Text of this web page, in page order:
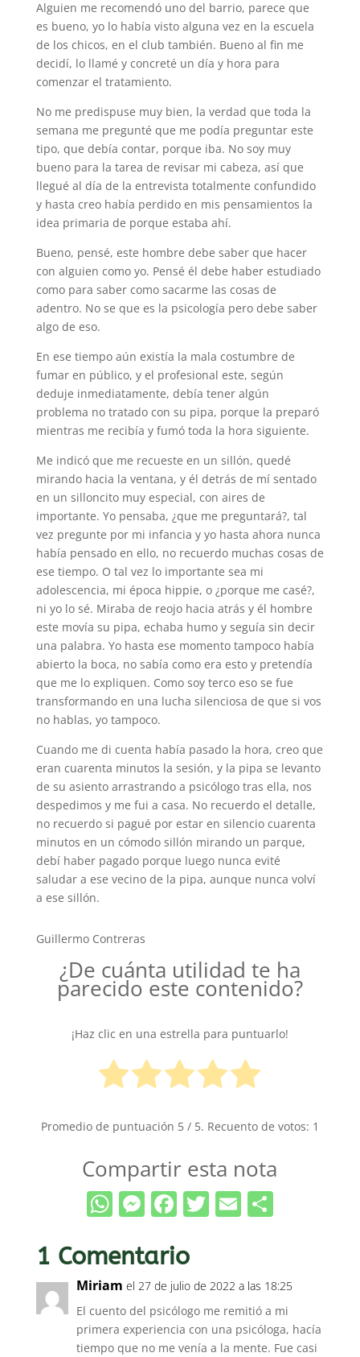
Alguien me recomendó uno del barrio, parece que
es bueno, yo lo había visto alguna vez en la escuela
de los chicos, en el club también. Bueno al fin me
decidí, lo llamé y concreté un día y hora para
comenzar el tratamiento.
No me predispuse muy bien, la verdad que toda la
semana me pregunté que me podía preguntar este
tipo, que debía contar, porque iba. No soy muy
bueno para la tarea de revisar mi cabeza, así que
llegué al día de la entrevista totalmente confundido
y hasta creo había perdido en mis pensamientos la
idea primaria de porque estaba ahí.
Bueno, pensé, este hombre debe saber que hacer
con alguien como yo. Pensé él debe haber estudiado
como para saber como sacarme las cosas de
adentro. No se que es la psicología pero debe saber
algo de eso.
En ese tiempo aún existía la mala costumbre de
fumar en público, y el profesional este, según
deduje inmediatamente, debía tener algún
problema no tratado con su pipa, porque la preparó
mientras me recibía y fumó toda la hora siguiente.
Me indicó que me recueste en un sillón, quedé
mirando hacia la ventana, y él detrás de mí sentado
en un silloncito muy especial, con aires de
importante. Yo pensaba, ¿que me preguntará?, tal
vez pregunte por mi infancia y yo hasta ahora nunca
había pensado en ello, no recuerdo muchas cosas de
ese tiempo. O tal vez lo importante sea mi
adolescencia, mi época hippie, o ¿porque me casé?,
ni yo lo sé. Miraba de reojo hacia atrás y él hombre
este movía su pipa, echaba humo y seguía sin decir
una palabra. Yo hasta ese momento tampoco había
abierto la boca, no sabía como era esto y pretendía
que me lo expliquen. Como soy terco eso se fue
transformando en una lucha silenciosa de que si vos
no hablas, yo tampoco.
Cuando me di cuenta había pasado la hora, creo que
eran cuarenta minutos la sesión, y la pipa se levanto
de su asiento arrastrando a psicólogo tras ella, nos
despedimos y me fui a casa. No recuerdo el detalle,
no recuerdo si pagué por estar en silencio cuarenta
minutos en un cómodo sillón mirando un parque,
debí haber pagado porque luego nunca evité
saludar a ese vecino de la pipa, aunque nunca volví
a ese sillón.
Guillermo Contreras
¿De cuánta utilidad te ha
parecido este contenido?
¡Haz clic en una estrella para puntuarlo!
Promedio de puntuación 5/ 5. Recuento de votos: 1
Compartir esta nota
WhatsApp
Messenger
Facebook
Twitter
Email
1 Comentario
Miriam el 27 de julio de 2022 a las 18:25
El cuento del psicólogo me remitió a mi
primera experiencia con una psicóloga, hacía
tiempo que no me venía a la mente. Fue casi